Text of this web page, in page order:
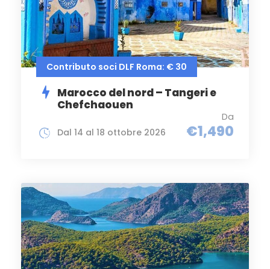
Contributo soci DLF Roma: € 30
Marocco del nord – Tangeri e
Chefchaouen
Da
€1,490
Dal 14 al 18 ottobre 2026